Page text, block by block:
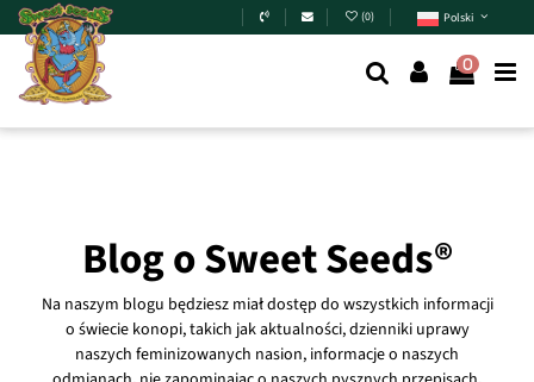
Skip to main content (0) Polski
0
Blog o Sweet Seeds®
Na naszym blogu będziesz miał dostęp do wszystkich informacji
o świecie konopi, takich jak aktualności, dzienniki uprawy
naszych feminizowanych nasion, informacje o naszych